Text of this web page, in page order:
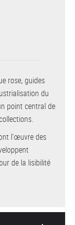
rose, guides
du
point central de
l’œuvre des
de la lisibilité